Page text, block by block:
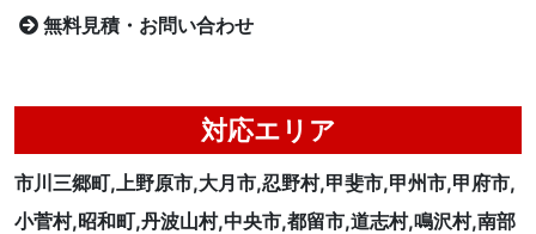
無料見積・お問い合わせ
対応エリア
市川三郷町,上野原市,大月市,忍野村,甲斐市,甲州市,甲府市,
小菅村,昭和町,丹波山村,中央市,都留市,道志村,鳴沢村,南部